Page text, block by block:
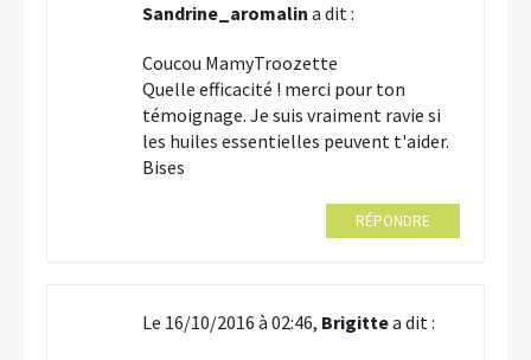
Sandrine_aromalin a dit :
Coucou MamyTroozette
Quelle efficacité ! merci pour ton
témoignage. Je suis vraiment ravie si
les huiles essentielles peuvent t'aider.
Bises
RÉPONDRE
Le 16/10/2016 à 02:46, Brigittea dit :